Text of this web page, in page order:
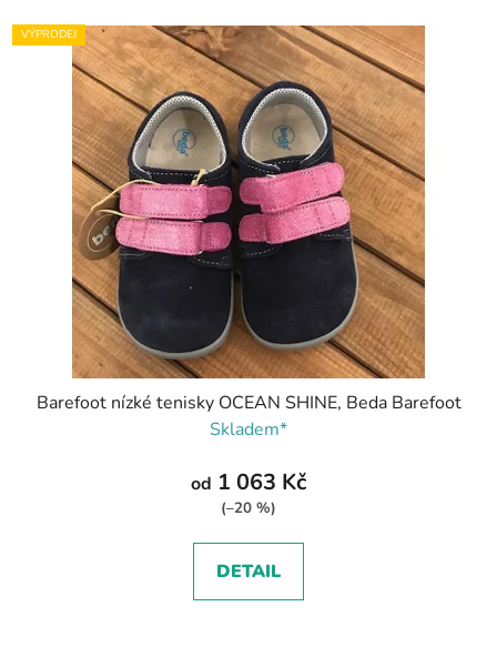
VÝPRODEJ
Barefoot nízké tenisky OCEAN SHINE, Beda Barefoot
Skladem*
od 1 063 Kč
(–20 %)
DETAIL